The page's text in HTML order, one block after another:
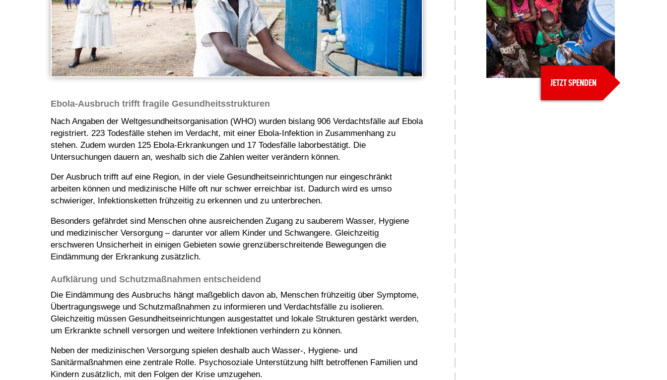
© UNICEF/UNI993129/Ndomba
Ebola-Ausbruch trifft fragile Gesundheitsstrukturen
Nach Angaben der Weltgesundheitsorganisation (WHO) wurden bislang 906 Verdachtsfälle auf Ebola
registriert. 223 Todesfälle stehen im Verdacht, mit einer Ebola-Infektion in Zusammenhang zu
stehen. Zudem wurden 125 Ebola-Erkrankungen und 17 Todesfälle laborbestätigt. Die
Untersuchungen dauern an, weshalb sich die Zahlen weiter verändern können.
Der Ausbruch trifft auf eine Region, in der viele Gesundheitseinrichtungen nur eingeschränkt
arbeiten können und medizinische Hilfe oft nur schwer erreichbar ist. Dadurch wird es umso
schwieriger, Infektionsketten frühzeitig zu erkennen und zu unterbrechen.
Besonders gefährdet sind Menschen ohne ausreichenden Zugang zu sauberem Wasser, Hygiene
und medizinischer Versorgung – darunter vor allem Kinder und Schwangere. Gleichzeitig
erschweren Unsicherheit in einigen Gebieten sowie grenzüberschreitende Bewegungen die
Eindämmung der Erkrankung zusätzlich.
Aufklärung und Schutzmaßnahmen entscheidend
Die Eindämmung des Ausbruchs hängt maßgeblich davon ab, Menschen frühzeitig über Symptome,
Übertragungswege und Schutzmaßnahmen zu informieren und Verdachtsfälle zu isolieren.
Gleichzeitig müssen Gesundheitseinrichtungen ausgestattet und lokale Strukturen gestärkt werden,
um Erkrankte schnell versorgen und weitere Infektionen verhindern zu können.
Neben der medizinischen Versorgung spielen deshalb auch Wasser-, Hygiene- und
Sanitärmaßnahmen eine zentrale Rolle. Psychosoziale Unterstützung hilft betroffenen Familien und
Kindern zusätzlich, mit den Folgen der Krise umzugehen.
JETZT SPENDEN